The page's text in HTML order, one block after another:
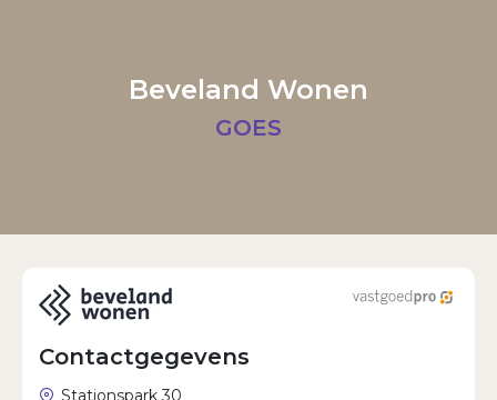
Wachtwoord vergeten?
Beveland Wonen
GOES
Contactgegevens
Stationspark 30